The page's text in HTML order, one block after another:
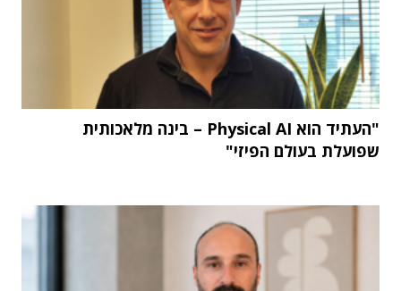
"העתיד הוא Physical AI – בינה מלאכותית
שפועלת בעולם הפיזי"